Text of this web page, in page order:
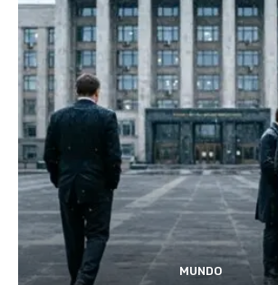
MUNDO